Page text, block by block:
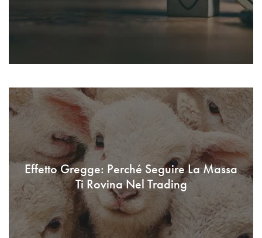
Effetto Gregge: Perché Seguire La Massa
Ti Rovina Nel Trading